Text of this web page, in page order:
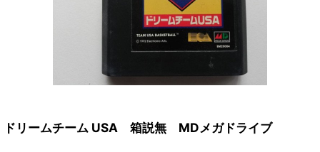
ドリームチーム USA 箱説無 MDメガドライブ